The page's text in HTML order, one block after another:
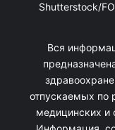
Shutterstock/
Вся
отпускаемых по
медицинских и